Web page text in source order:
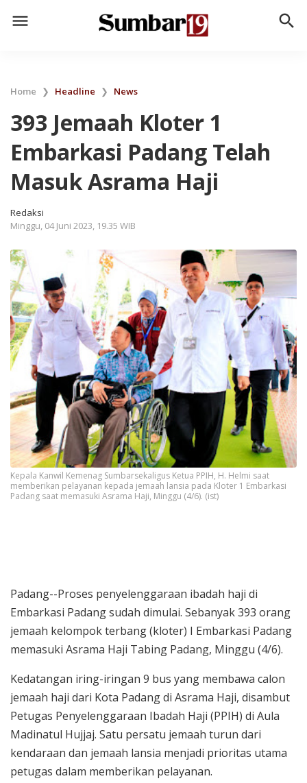
menu search
Home ❯ Headline ❯ News
393 Jemaah Kloter 1
Embarkasi Padang Telah
Masuk Asrama Haji
Redaksi
Minggu, 04 Juni 2023, 19.35 WIB
Kepala Kanwil Kemenag Sumbarsekaligus Ketua PPIH, H. Helmi saat
memberikan pelayanan kepada jemaah lansia pada Kloter 1 Embarkasi
Padang saat memasuki Asrama Haji, Minggu (4/6). (ist)
Padang--Proses penyelenggaraan ibadah haji di
Embarkasi Padang sudah dimulai. Sebanyak 393 orang
jemaah kelompok terbang (kloter) I Embarkasi Padang
memasuki Asrama Haji Tabing Padang, Minggu (4/6).
Kedatangan iring-iringan 9 bus yang membawa calon
jemaah haji dari Kota Padang di Asrama Haji, disambut
Petugas Penyelenggaraan Ibadah Haji (PPIH) di Aula
Madinatul Hujjaj. Satu persatu jemaah turun dari
kendaraan dan jemaah lansia menjadi prioritas utama
petugas dalam memberikan pelayanan.